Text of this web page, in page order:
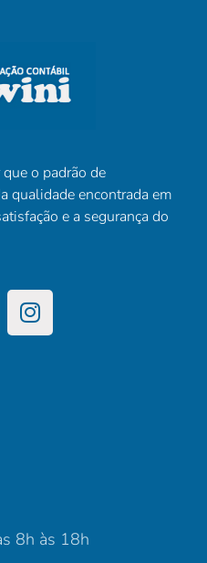
o padrão de
qualidade encontrada em
e a segurança do
8h às 18h